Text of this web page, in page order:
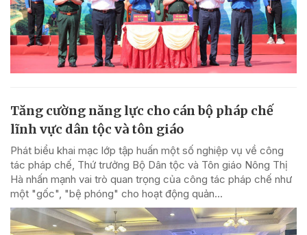
Tăng cường năng lực cho cán bộ pháp chế
lĩnh vực dân tộc và tôn giáo
Phát biểu khai mạc lớp tập huấn một số nghiệp vụ về công
tác pháp chế, Thứ trưởng Bộ Dân tộc và Tôn giáo Nông Thị
Hà nhấn mạnh vai trò quan trọng của công tác pháp chế như
một "gốc", "bệ phóng" cho hoạt động quản...